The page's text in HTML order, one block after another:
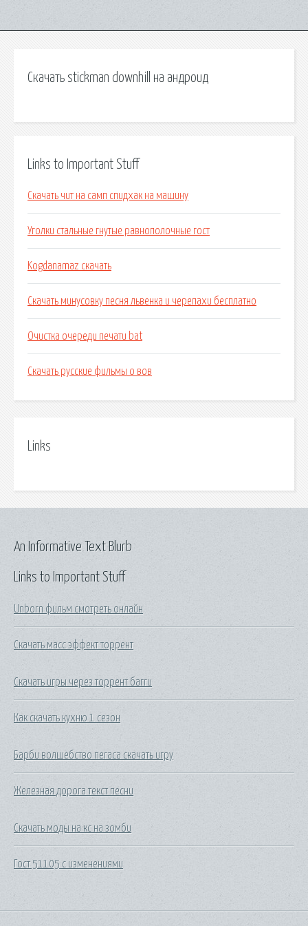
Скачать stickman downhill на андроид
Links to Important Stuff
Скачать чит на самп спидхак на машину
Уголки стальные гнутые равнополочные гост
Kogdanamaz скачать
Скачать минусовку песня львенка и черепахи бесплатно
Очистка очереди печати bat
Скачать русские фильмы о вов
Links
Links to Important Stuff
Unborn фильм смотреть онлайн
Cкачать масс эффект торрент
Скачать игры через торрент багги
Как скачать кухню 1 сезон
Барби волшебство пегаса скачать игру
Железная дорога текст песни
Скачать моды на кс на зомби
Гост 51105 с изменениями
An Informative Text Blurb